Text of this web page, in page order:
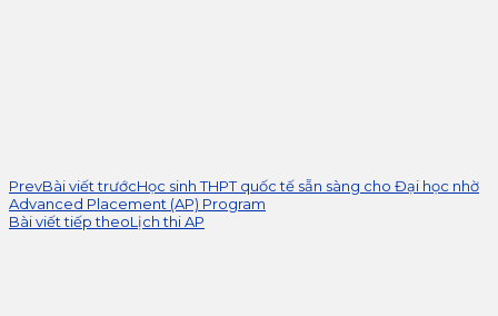
PrevBài viết trướcHọc sinh THPT quốc tế sẵn sàng cho Đại học nhờ
Advanced Placement (AP) Program
Bài viết tiếp theoLịch thi AP